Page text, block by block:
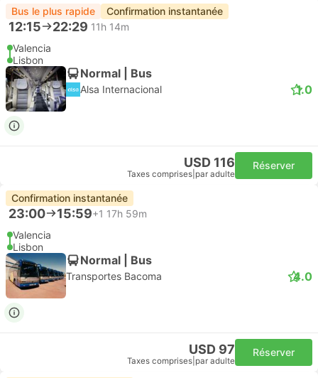
Bus le plus rapide Confirmation instantanée
12:15 22:29 11h 14m
Valencia
Lisbon
Normal | Bus
Alsa Internacional 1.0
USD 116
Taxes comprises par adulte
Réserver
Confirmation instantanée
23:00 15:59+1 17h 59m
Valencia
Lisbon
Normal | Bus
Transportes Bacoma 4.0
USD 97
Taxes comprises par adulte
Réserver